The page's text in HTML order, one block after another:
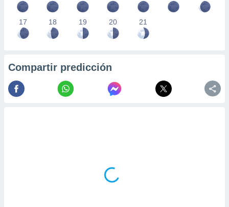
17 18 19 20 21
Compartir predicción